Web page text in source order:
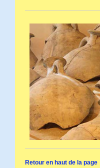
Retour en haut de la page